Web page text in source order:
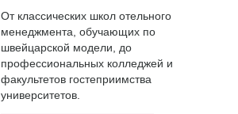
От классических школ отельного
менеджмента, обучающих по
швейцарской модели, до
профессиональных колледжей и
факультетов гостеприимства
университетов.